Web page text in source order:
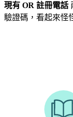
現有 OR 註冊電話
驗證碼，看起來怪